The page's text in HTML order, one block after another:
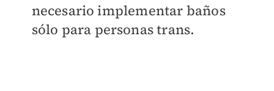
necesario implementar baños
sólo para personas trans.